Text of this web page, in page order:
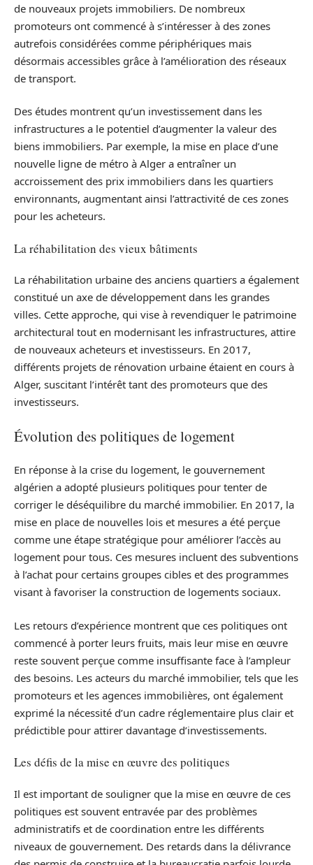
de nouveaux projets immobiliers. De nombreux
promoteurs ont commencé à s’intéresser à des zones
autrefois considérées comme périphériques mais
désormais accessibles grâce à l’amélioration des réseaux
de transport.
Des études montrent qu’un investissement dans les
infrastructures a le potentiel d’augmenter la valeur des
biens immobiliers. Par exemple, la mise en place d’une
nouvelle ligne de métro à Alger a entraîner un
accroissement des prix immobiliers dans les quartiers
environnants, augmentant ainsi l’attractivité de ces zones
pour les acheteurs.
La réhabilitation des vieux bâtiments
La réhabilitation urbaine des anciens quartiers a également
constitué un axe de développement dans les grandes
villes. Cette approche, qui vise à revendiquer le patrimoine
architectural tout en modernisant les infrastructures, attire
de nouveaux acheteurs et investisseurs. En 2017,
différents projets de rénovation urbaine étaient en cours à
Alger, suscitant l’intérêt tant des promoteurs que des
investisseurs.
Évolution des politiques de logement
En réponse à la crise du logement, le gouvernement
algérien a adopté plusieurs politiques pour tenter de
corriger le déséquilibre du marché immobilier. En 2017, la
mise en place de nouvelles lois et mesures a été perçue
comme une étape stratégique pour améliorer l’accès au
logement pour tous. Ces mesures incluent des subventions
à l’achat pour certains groupes cibles et des programmes
visant à favoriser la construction de logements sociaux.
Les retours d’expérience montrent que ces politiques ont
commencé à porter leurs fruits, mais leur mise en œuvre
reste souvent perçue comme insuffisante face à l’ampleur
des besoins. Les acteurs du marché immobilier, tels que les
promoteurs et les agences immobilières, ont également
exprimé la nécessité d’un cadre réglementaire plus clair et
prédictible pour attirer davantage d’investissements.
Les défis de la mise en œuvre des politiques
Il est important de souligner que la mise en œuvre de ces
politiques est souvent entravée par des problèmes
administratifs et de coordination entre les différents
niveaux de gouvernement. Des retards dans la délivrance